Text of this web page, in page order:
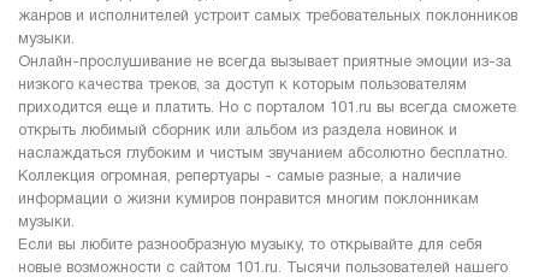
жанров и исполнителей устроит самых требовательных поклонников
музыки.
Онлайн-прослушивание не всегда вызывает приятные эмоции из-за
низкого качества треков, за доступ к которым пользователям
приходится еще и платить. Но с порталом 101.ru вы всегда сможете
открыть любимый сборник или альбом из раздела новинок и
наслаждаться глубоким и чистым звучанием абсолютно бесплатно.
Коллекция огромная, репертуары - самые разные, а наличие
информации о жизни кумиров понравится многим поклонникам
музыки.
Если вы любите разнообразную музыку, то открывайте для себя
новые возможности с сайтом 101.ru. Тысячи пользователей нашего